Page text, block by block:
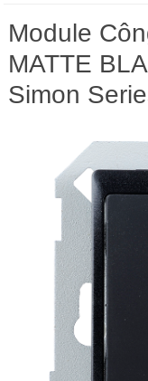
Module
MATTE
Simon